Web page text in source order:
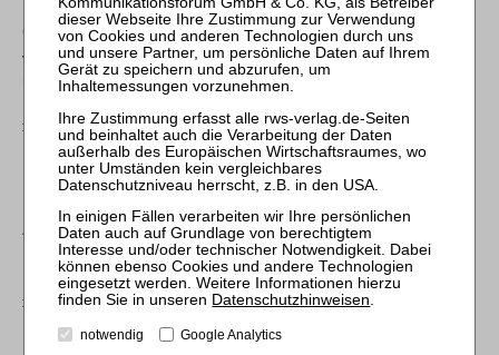
OLG Hamm, Beschl. v. 06.07.2010 – I-15 Wx 355/09
Verwalterzustimmung zur Veräußerung von Sondereigentum
umfasst auch Rückübereignung aufgrund gesetzlicher
Rückgabepflicht (Anfechtung, großer Schadensersatz)
ZfIR 2010, 703
BGH, Urt. v. 09.06.2010 – VIII ZR 189/09
Kein Anspruch auf Herausgabe geleisteter Mietkaution gegen
Zwangsverwalter bei Erlöschen des Mietverhältnisses durch
Konfusion (Mieter = Ersteher)
mit Anmerkung von Michael Blauth
ZfIR 2010, 652
Datenschutzhinweisen.
notwendig Google Analytics